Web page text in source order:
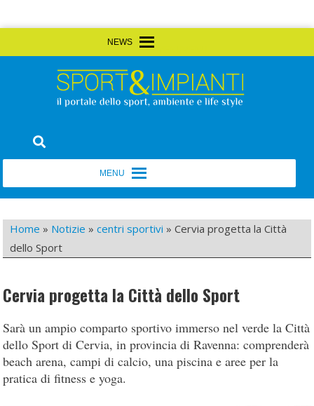
to
Sport&Impianti
Home » Notizie »centri sportivi »Cervia progetta la Città
dello Sport
Cervia progetta la Città dello Sport
Sarà un ampio comparto sportivo immerso nel verde la Città
dello Sport di Cervia, in provincia di Ravenna: comprenderà
beach arena, campi di calcio, una piscina e aree per la
pratica di fitness e yoga.